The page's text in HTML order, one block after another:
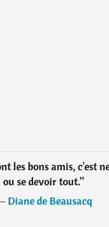
les bons amis, c'est
ou se devoir tout.”
Diane de Beausacq